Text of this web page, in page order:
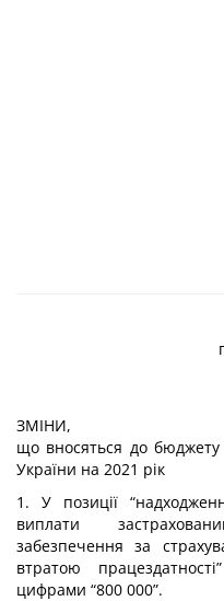
ЗМІНИ,
що вносяться до бюджету
України на 2021 рік
1. У позиції
виплати
забезпечення за
втратою
цифрами “800 000”.